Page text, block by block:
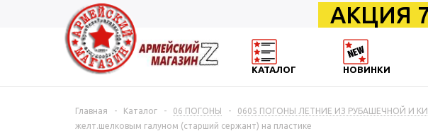
АКЦИЯ
КАТАЛОГ НОВИНКИ
Главная - Каталог - 06 ПОГОНЫ - 0605 ПОГОНЫ ЛЕТНИЕ ИЗ РУБАШЕЧНОЙ И
желт.шелковым галуном (старший сержант) на пластике